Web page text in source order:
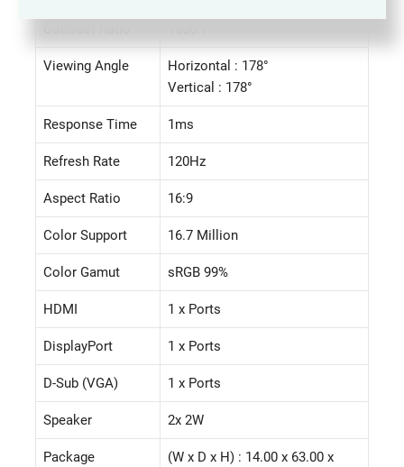
Viewing Angle
Horizontal : 178°
Vertical : 178°
Response Time 1ms
Refresh Rate 120Hz
Aspect Ratio 16:9
Color Support 16.7 Million
Color Gamut sRGB 99%
HDMI 1 x Ports
DisplayPort 1 x Ports
D-Sub (VGA) 1 x Ports
Speaker 2x 2W
Package
(W x D x H) : 14.00 x 63.00 x